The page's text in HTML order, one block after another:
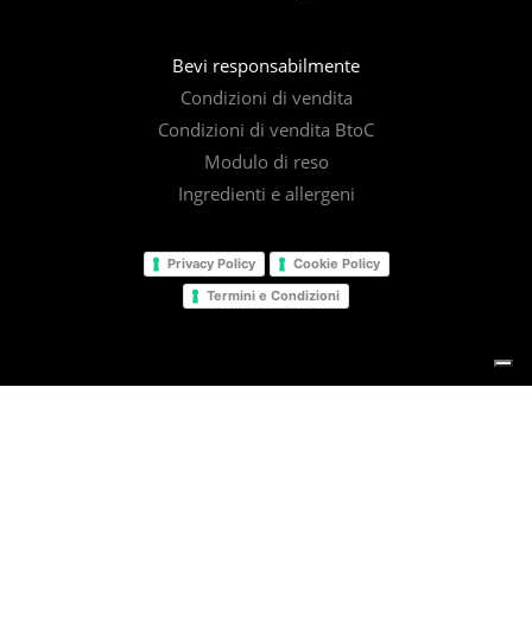
Bevi responsabilmente
Condizioni di vendita
Condizioni di vendita BtoC
Modulo di reso
Ingredienti e allergeni
Privacy Policy
Cookie Policy
Termini e Condizioni